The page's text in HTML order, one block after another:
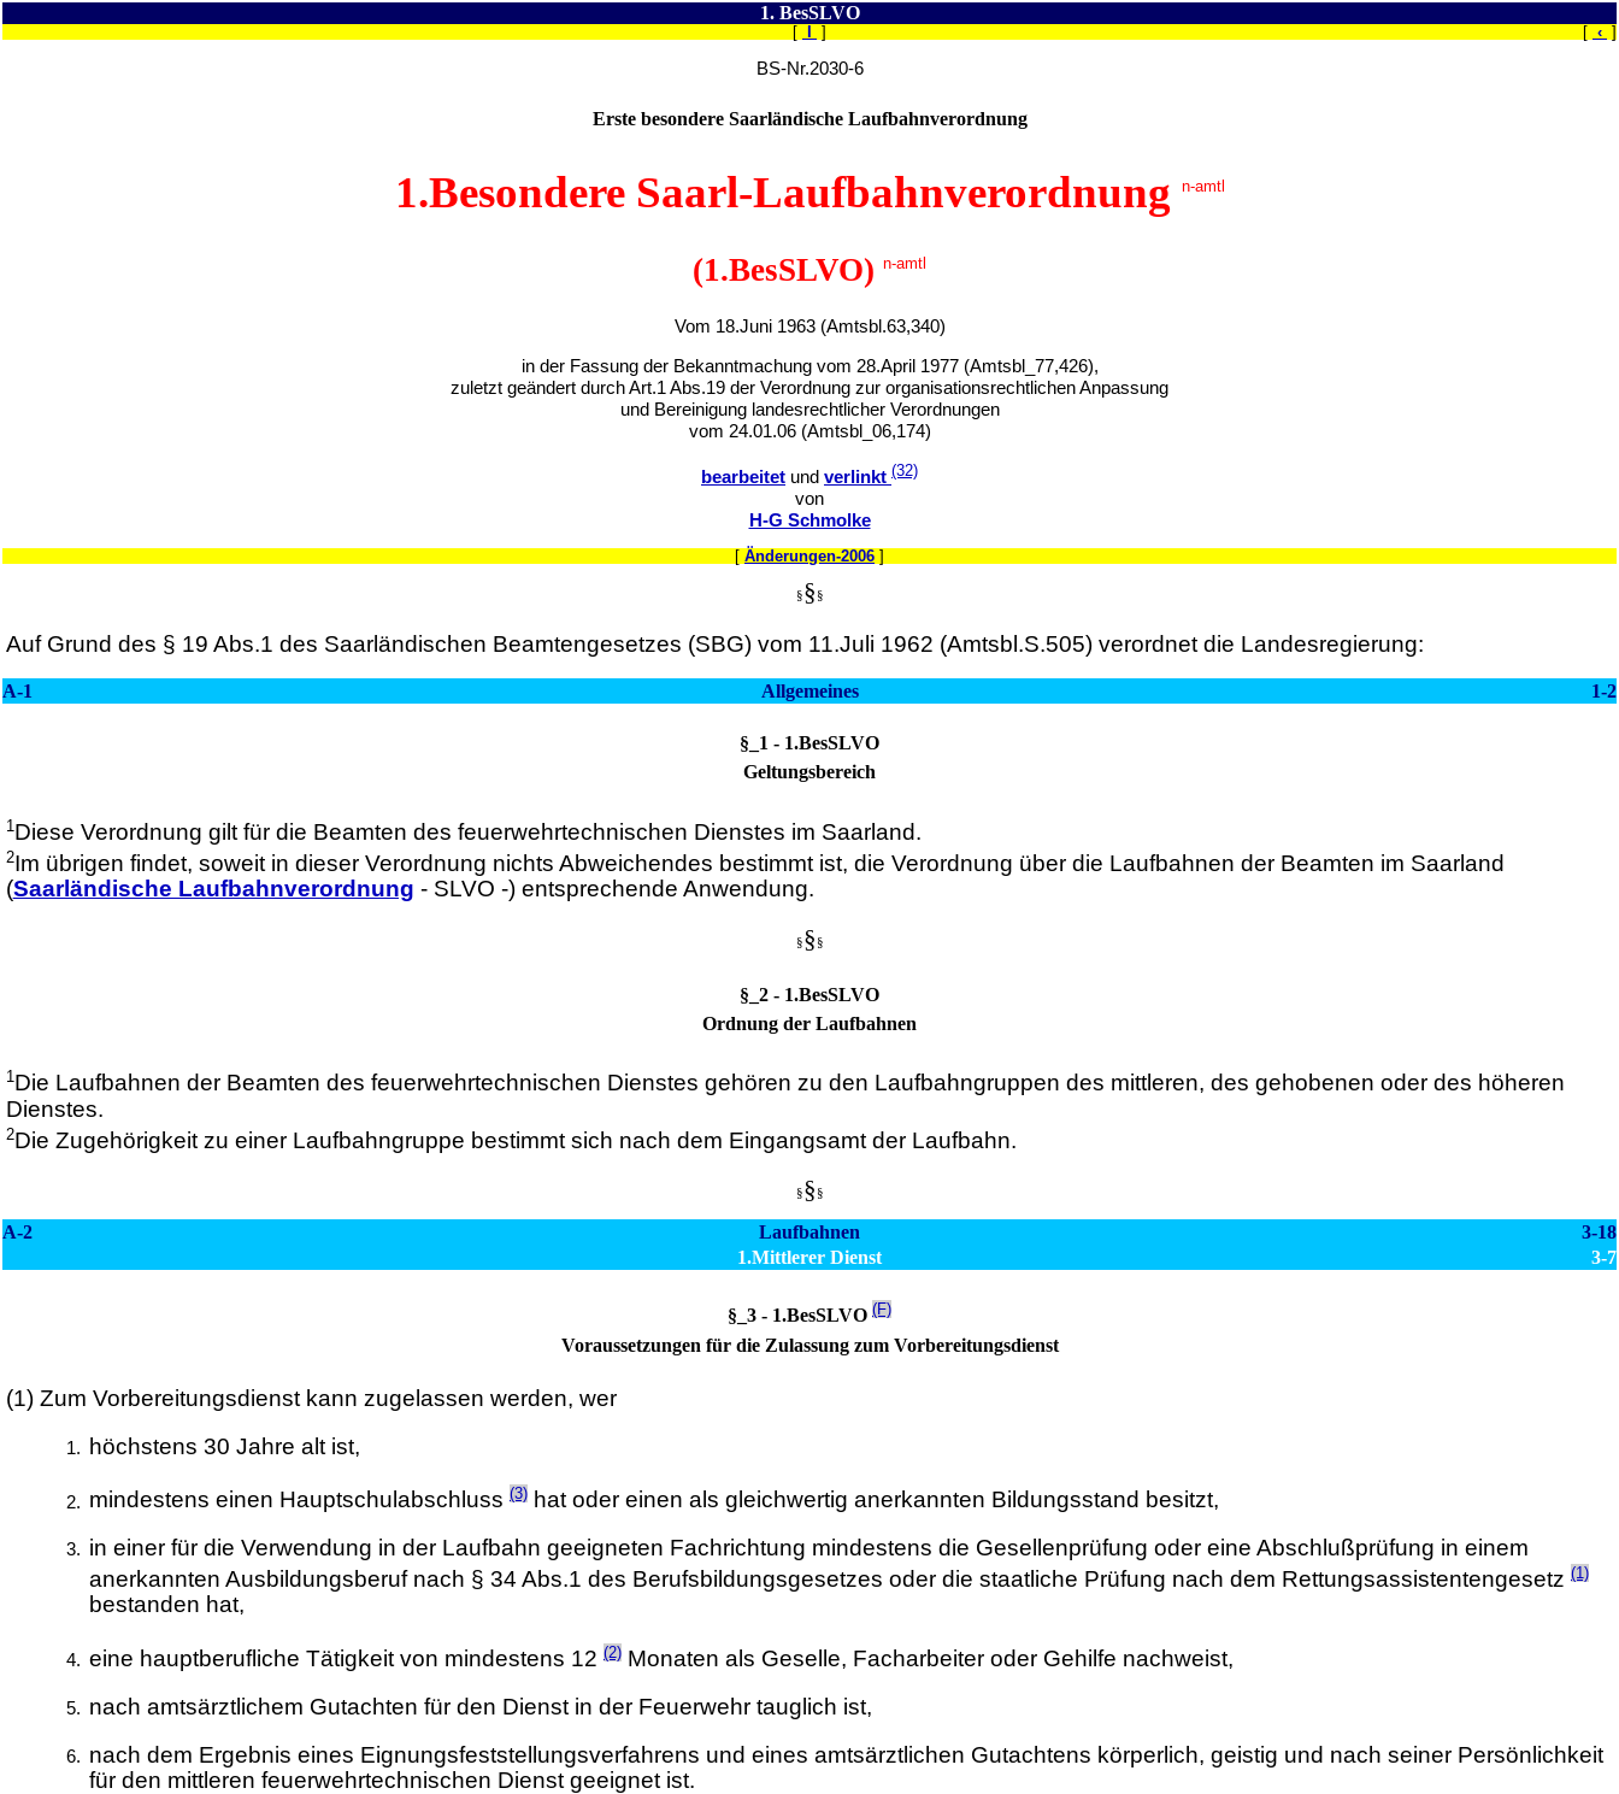
1. BesSLVO
[ ] [ ‹ ]
BS-Nr.2030-6
Erste besondere Saarländische Laufbahnverordnung
1.Besondere Saarl-Laufbahnverordnung n-amtl
(1.BesSLVO) n-amtl
Vom 18.Juni 1963 (Amtsbl.63,340)
in der Fassung der Bekanntmachung vom 28.April 1977 (Amtsbl_77,426),
zuletzt geändert durch Art.1 Abs.19 der Verordnung zur organisationsrechtlichen Anpassung
und Bereinigung landesrechtlicher Verordnungen
vom 24.01.06 (Amtsbl_06,174)
bearbeitet und verlinkt (32)
von
H-G Schmolke
[ Änderungen-2006 ]
§§ §
Auf Grund des § 19 Abs.1 des Saarländischen Beamtengesetzes (SBG) vom 11.Juli 1962 (Amtsbl.S.505) verordnet die Landesregierung:
A-1 Allgemeines 1-2
§_1 - 1.BesSLVO
Geltungsbereich
1Diese Verordnung gilt für die Beamten des feuerwehrtechnischen Dienstes im Saarland.
2Im übrigen findet, soweit in dieser Verordnung nichts Abweichendes bestimmt ist, die Verordnung über die Laufbahnen der Beamten im Saarland
(Saarländische Laufbahnverordnung - SLVO -) entsprechende Anwendung.
§§ §
§_2 - 1.BesSLVO
Ordnung der Laufbahnen
1Die Laufbahnen der Beamten des feuerwehrtechnischen Dienstes gehören zu den Laufbahngruppen des mittleren, des gehobenen oder des höheren
Dienstes.
2Die Zugehörigkeit zu einer Laufbahngruppe bestimmt sich nach dem Eingangsamt der Laufbahn.
§§ §
A-2 Laufbahnen
3-18
1.Mittlerer Dienst
3-7
§_3 - 1.BesSLVO (F)
Voraussetzungen für die Zulassung zum Vorbereitungsdienst
(1) Zum Vorbereitungsdienst kann zugelassen werden, wer
höchstens 30 Jahre alt ist,
mindestens einen Hauptschulabschluss (3)hat oder einen als gleichwertig anerkannten Bildungsstand besitzt,
in einer für die Verwendung in der Laufbahn geeigneten Fachrichtung mindestens die Gesellenprüfung oder eine Abschlußprüfung in einem
anerkannten Ausbildungsberuf nach § 34 Abs.1 des Berufsbildungsgesetzes oder die staatliche Prüfung nach dem Rettungsassistentengesetz (1)
bestanden hat,
eine hauptberufliche Tätigkeit von mindestens 12 (2)Monaten als Geselle, Facharbeiter oder Gehilfe nachweist,
nach amtsärztlichem Gutachten für den Dienst in der Feuerwehr tauglich ist,
nach dem Ergebnis eines Eignungsfeststellungsverfahrens und eines amtsärztlichen Gutachtens körperlich, geistig und nach seiner Persönlichkeit
für den mittleren feuerwehrtechnischen Dienst geeignet ist.